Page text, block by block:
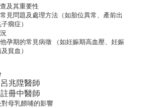
及其重要性
見問題及處理方法（如胎位異常、產前出
癇症）
孕期的常見病徵 （如妊娠期高血壓、妊娠
貧血）
呂兆陞醫師
註冊中醫師
對母乳餵哺的影響